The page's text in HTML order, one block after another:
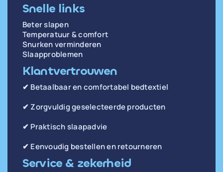
Snelle links
Beter slapen
Temperatuur & comfort
Snurken verminderen
Slaapproblemen
Klantvertrouwen
✔ Betaalbaar en comfortabel bedtextiel
✔ Zorgvuldig geselecteerde producten
✔ Praktisch slaapadvie
✔ Eenvoudig bestellen en retourneren
Service & zekerheid